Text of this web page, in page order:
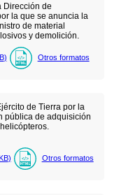
Dirección de
la que se anuncia la
de material
y demolición.
) Otros formatos
de Tierra por la
pública de adquisición
KB) Otros formatos